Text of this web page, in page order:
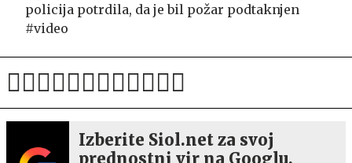
policija potrdila, da je bil požar podtaknjen
#video
Izberite Siol.net za svoj
prednostni vir na Googlu.